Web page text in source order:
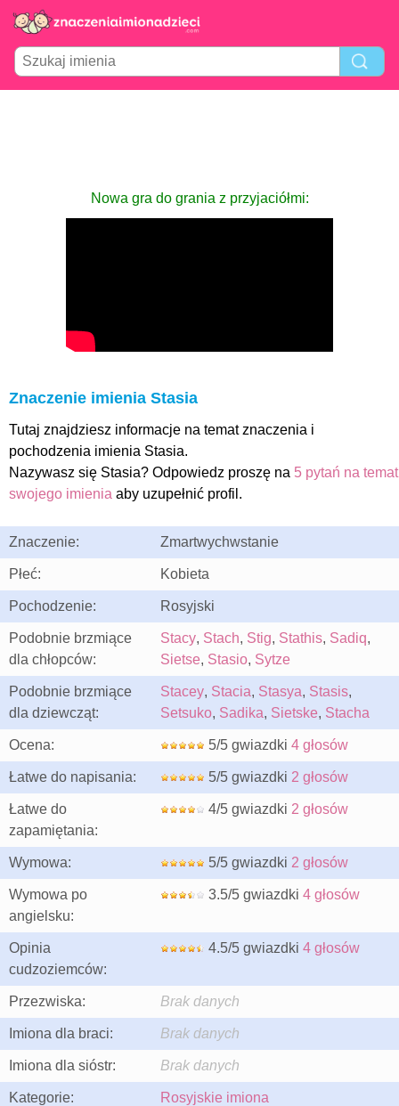
Nowa gra do grania z przyjaciółmi:
Znaczenie imienia Stasia
Tutaj znajdziesz informacje na temat znaczenia i
pochodzenia imienia Stasia.
Nazywasz się Stasia? Odpowiedz proszę na 5 pytań na temat
swojego imienia aby uzupełnić profil.
Znaczenie: Zmartwychwstanie
Płeć: Kobieta
Pochodzenie: Rosyjski
Podobnie brzmiące
dla chłopców:
Stacy, Stach, Stig, Stathis, Sadiq,
Sietse, Stasio, Sytze
Podobnie brzmiące
dla dziewcząt:
Stacey, Stacia, Stasya, Stasis,
Setsuko, Sadika, Sietske, Stacha
Ocena: 5/5 gwiazdki 4 głosów
Łatwe do napisania: 5/5 gwiazdki 2 głosów
Łatwe do
zapamiętania:
4/5 gwiazdki 2 głosów
Wymowa: 5/5 gwiazdki 2 głosów
Wymowa po
angielsku:
3.5/5 gwiazdki 4 głosów
Opinia
cudzoziemców:
4.5/5 gwiazdki 4 głosów
Przezwiska: Brak danych
Imiona dla braci: Brak danych
Imiona dla sióstr: Brak danych
Kategorie: Rosyjskie imiona